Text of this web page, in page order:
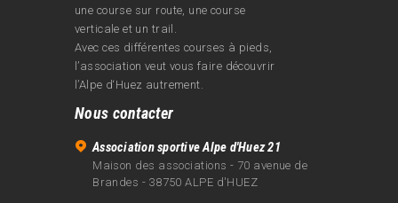
une course sur route, une course
verticale et un trail.
Avec ces différentes courses à pieds,
l’association veut vous faire découvrir
l’Alpe d‘Huez autrement.
Nous contacter
Association sportive Alpe d'Huez 21
Maison des associations - 70 avenue de
Brandes - 38750 ALPE d'HUEZ